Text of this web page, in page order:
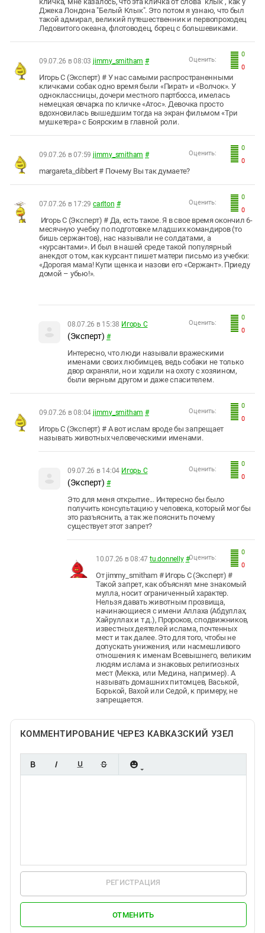
Джека Лондона "Белый Клык". Это потом я узнаю, что был
такой адмирал, великий путешественник и первопроходец
Ледовитого океана, флотоводец, борец с большевиками.
0
0
Оценить:
09.07.26 в 08:03 jimmy_smitham #
Игорь С (Эксперт) # У нас самыми распространенными
кличками собак одно время были «Пират» и «Волчок». У
одноклассницы, дочери местного партбосса, имелась
немецкая овчарка по кличке «Атос». Девочка просто
вдохновилась вышедшим тогда на экран фильмом «Три
мушкетера» с Боярским в главной роли.
0
0
Оценить:
09.07.26 в 07:59 jimmy_smitham #
margareta_dibbert # Почему Вы так думаете?
0
0
Оценить:
07.07.26 в 17:29 carlton #
Игорь С (Эксперт) # Да, есть такое. Я в свое время окончил 6-
месячную учебку по подготовке младших командиров (то
бишь сержантов), нас называли не солдатами, а
«курсантами». И был в нашей среде такой популярный
анекдот о том, как курсант пишет матери письмо из учебки:
«Дорогая мама! Купи щенка и назови его «Сержант». Приеду
домой – убью!».
0
0
Оценить:
08.07.26 в 15:38 Игорь С
(Эксперт) #
Интересно, что люди называли вражескими
именами своих любимцев, ведь собаки не только
двор охраняли, но и ходили на охоту с хозяином,
были верным другом и даже спасителем.
0
0
Оценить:
09.07.26 в 08:04 jimmy_smitham #
Игорь С (Эксперт) # А вот ислам вроде бы запрещает
называть животных человеческими именами.
0
0
Оценить:
09.07.26 в 14:04 Игорь С
(Эксперт) #
Это для меня открытие... Интересно бы было
получить консультацию у человека, который мог бы
это разъяснить, а так же пояснить почему
существует этот запрет?
0
0
Оценить:
10.07.26 в 08:47 tu.donnelly #
От jimmy_smitham # Игорь С (Эксперт) #
Такой запрет, как объяснял мне знакомый
мулла, носит ограниченный характер.
Нельзя давать животным прозвища,
начинающиеся с имени Аллаха (Абдуллах,
Хайруллах и т.д.), Пророков, сподвижников,
известных деятелей ислама, почтенных
мест и так далее. Это для того, чтобы не
допускать унижения, или насмешливого
отношения к именам Всевышнего, великим
людям ислама и знаковых религиозных
мест (Мекка, или Медина, например). А
называть домашних питомцев, Васькой,
Борькой, Вахой или Седой, к примеру, не
запрещается.
КОММЕНТИРОВАНИЕ ЧЕРЕЗ КАВКАЗСКИЙ УЗЕЛ
РЕГИСТРАЦИЯ
ОТМЕНИТЬ